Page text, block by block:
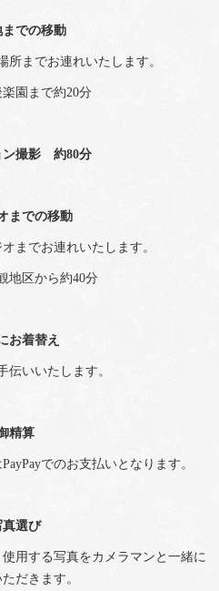
までの移動
所までお連れいたします。
園まで約20分
ン撮影 約80分
までの移動
までお連れいたします。
地区から約40分
お着替え
伝いいたします。
精算
でのお支払いとなります。
真選び
用する写真をカメラマンと一緒に
だきます。